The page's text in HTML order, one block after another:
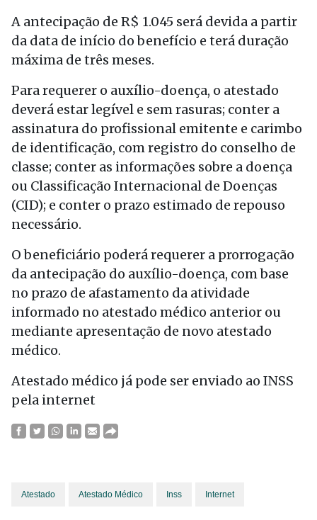
A antecipação de R$ 1.045 será devida a partir
da data de início do benefício e terá duração
máxima de três meses.
Para requerer o auxílio-doença, o atestado
deverá estar legível e sem rasuras; conter a
assinatura do profissional emitente e carimbo
de identificação, com registro do conselho de
classe; conter as informações sobre a doença
ou Classificação Internacional de Doenças
(CID); e conter o prazo estimado de repouso
necessário.
O beneficiário poderá requerer a prorrogação
da antecipação do auxílio-doença, com base
no prazo de afastamento da atividade
informado no atestado médico anterior ou
mediante apresentação de novo atestado
médico.
Atestado médico já pode ser enviado ao INSS
pela internet
Atestado Atestado Médico Inss Internet